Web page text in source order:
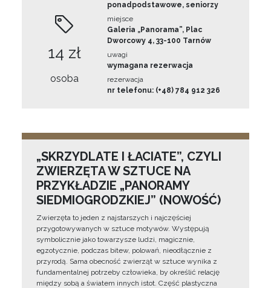
14 zł
osoba
ponadpodstawowe, seniorzy
miejsce
Galeria „Panorama”, Plac
Dworcowy 4, 33-100 Tarnów
uwagi
wymagana rezerwacja
rezerwacja
nr telefonu: (+48) 784 912 326
„SKRZYDLATE I ŁACIATE”, CZYLI
ZWIERZĘTA W SZTUCE NA
PRZYKŁADZIE „PANORAMY
SIEDMIOGRODZKIEJ” (NOWOŚĆ)
Zwierzęta to jeden z najstarszych i najczęściej
przygotowywanych w sztuce motywów. Występują
symbolicznie jako towarzysze ludzi, magicznie,
egzotycznie, podczas bitew, polowań, nieodłącznie z
przyrodą. Sama obecność zwierząt w sztuce wynika z
fundamentalnej potrzeby człowieka, by określić relację
między sobą a światem innych istot. Część plastyczna